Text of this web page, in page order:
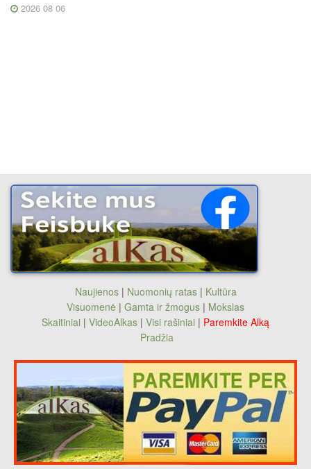
2026 08 06
Naujienos| Nuomonių ratas| Kultūra
Visuomenė | Gamta ir žmogus | Mokslas
Skaitiniai | VideoAlkas | Visi rašiniai | Paremkite Alką
Pradžia